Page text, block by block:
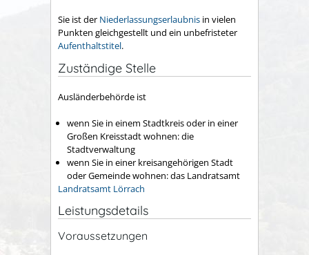
Sie ist der Niederlassungserlaubnis in vielen
Punkten gleichgestellt und ein unbefristeter
Aufenthaltstitel.
Zuständige Stelle
Ausländerbehörde ist
wenn Sie in einem Stadtkreis oder in einer
Großen Kreisstadt wohnen: die
Stadtverwaltung
wenn Sie in einer kreisangehörigen Stadt
oder Gemeinde wohnen: das Landratsamt
Landratsamt Lörrach
Leistungsdetails
Voraussetzungen